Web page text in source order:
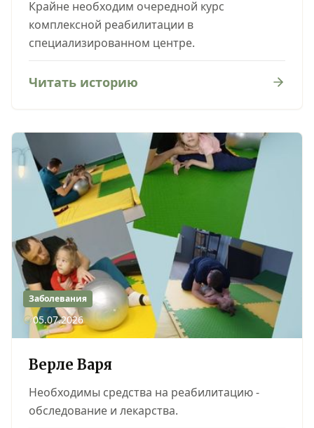
Крайне необходим очередной курс
комплексной реабилитации в
специализированном центре.
Читать историю
Заболевания
05.07.2026
Верле Варя
Необходимы средства на реабилитацию -
обследование и лекарства.